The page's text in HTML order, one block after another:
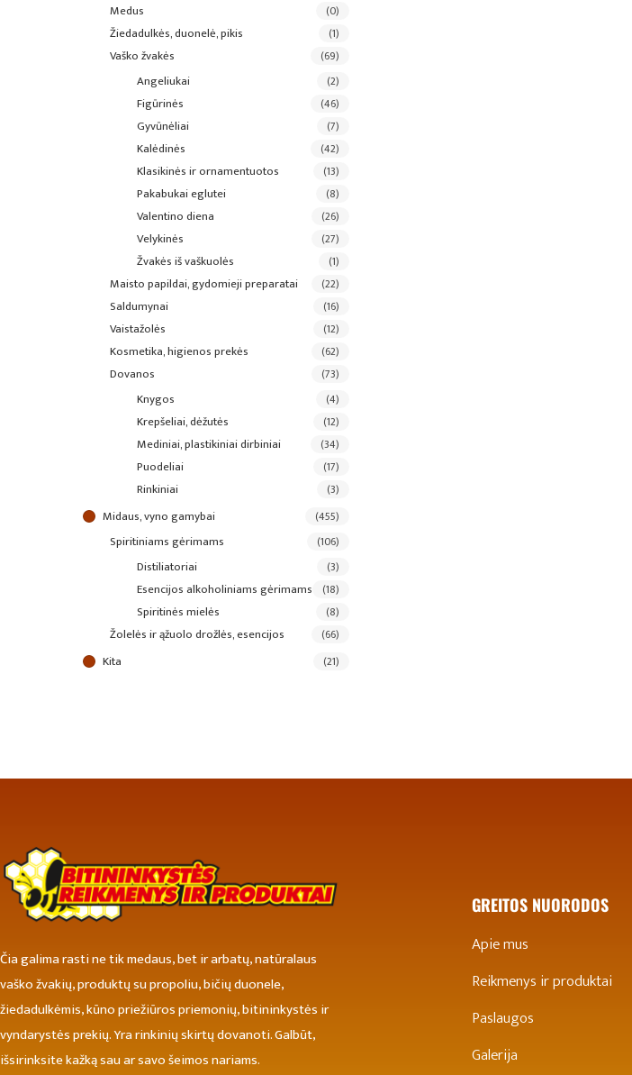
medus (0)
žiedadulkės, duonelė, pikis (1)
vaško žvakės (69)
angeliukai (2)
figūrinės (46)
gyvūnėliai (7)
kalėdinės (42)
klasikinės ir ornamentuotos (13)
pakabukai eglutei (8)
valentino diena (26)
velykinės (27)
žvakės iš vaškuolės (1)
maisto papildai, gydomieji preparatai (22)
saldumynai (16)
vaistažolės (12)
kosmetika, higienos prekės (62)
dovanos (73)
knygos (4)
krepšeliai, dėžutės (12)
mediniai, plastikiniai dirbiniai (34)
puodeliai (17)
rinkiniai (3)
midaus, vyno gamybai (455)
spiritiniams gėrimams (106)
distiliatoriai (3)
esencijos alkoholiniams gėrimams (18)
spiritinės mielės (8)
žolelės ir ąžuolo drožlės, esencijos (66)
kita (21)
Čia galima rasti ne tik medaus, bet ir arbatų, natūralaus
vaško žvakių, produktų su propoliu, bičių duonele,
žiedadulkėmis, kūno priežiūros priemonių, bitininkystės ir
vyndarystės prekių. Yra rinkinių skirtų dovanoti. Galbūt,
išsirinksite kažką sau ar savo šeimos nariams.
GREITOS NUORODOS
Apie mus
Reikmenys ir produktai
Paslaugos
Galerija